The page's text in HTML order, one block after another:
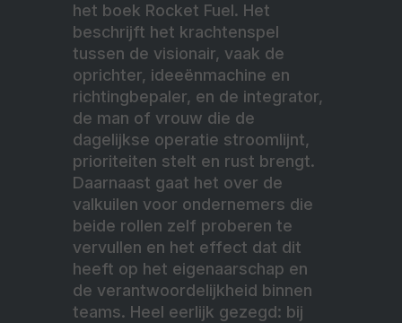
het boek Rocket Fuel. Het
beschrijft het krachtenspel
tussen de visionair, vaak de
oprichter, ideeënmachine en
richtingbepaler, en de integrator,
de man of vrouw die de
dagelijkse operatie stroomlijnt,
prioriteiten stelt en rust brengt.
Daarnaast gaat het over de
valkuilen voor ondernemers die
beide rollen zelf proberen te
vervullen en het effect dat dit
heeft op het eigenaarschap en
de verantwoordelijkheid binnen
teams. Heel eerlijk gezegd: bij